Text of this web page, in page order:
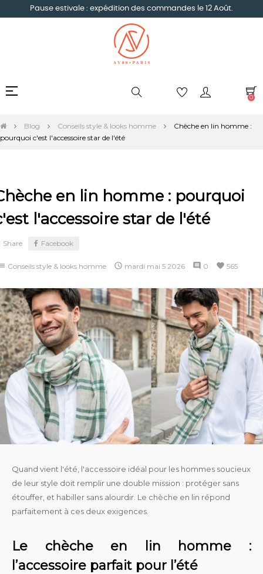
Pause estivale : expédition des commandes le 12 Août.
Basculer
☰
0
Blog Conseils style & looks homme
Chèche en lin homme :
pourquoi c'est l'accessoire star de l'été
en lin homme : pourquoi
l'accessoire star de l'été
Share Facebook
Conseils style & looks homme  mardi mai 5 2026 comment 0 favorite 565
Quand vient l'été, l'accessoire idéal pour les hommes soucieux
de leur style doit remplir une double mission : protéger sans
étouffer, et habiller sans alourdir. Le chèche en lin répond
parfaitement à ces deux exigences.
Le chèche en lin homme :
l’accessoire parfait pour l’été